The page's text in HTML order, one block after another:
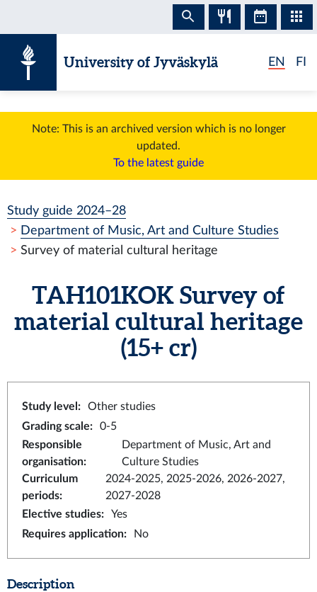
University of Jyväskylä EN FI
Note: This is an archived version which is no longer
updated.
To the latest guide
Study guide 2024–28
Department of Music, Art and Culture Studies
Survey of material cultural heritage
TAH101KOK Survey of
material cultural heritage
(15+ cr)
Study level :
Other studies
Grading scale:
0-5
Responsible
organisation:
Department of Music, Art and
Culture Studies
Curriculum
periods:
2024-2025, 2025-2026, 2026-2027,
2027-2028
Elective studies:
Yes
Requires application: No
Description